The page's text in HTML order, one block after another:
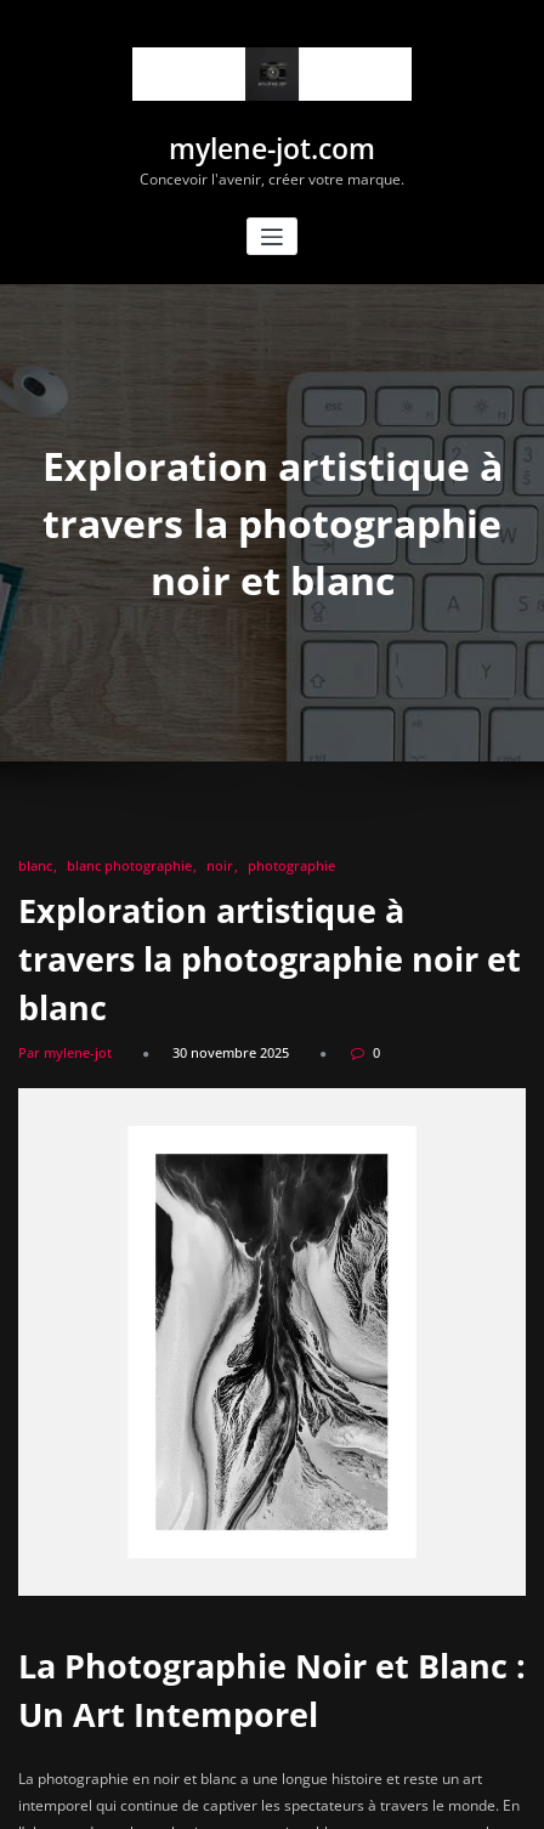
mylene-jot.com
Concevoir l'avenir, créer votre marque.
Exploration artistique à
travers la photographie
noir et blanc
blanc blanc photographie noir photographie
Exploration artistique à
travers la photographie noir et
blanc
Par mylene-jot 30 novembre 2025 0
La Photographie Noir et Blanc :
Un Art Intemporel
La photographie en noir et blanc a une longue histoire et reste un art
intemporel qui continue de captiver les spectateurs à travers le monde. En